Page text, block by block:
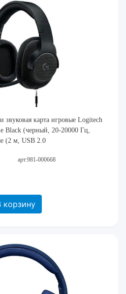
карта игровые Logitech
Black (черный, 20-20000 Гц,
(2 м, USB 2.0
арт:981-000668
корзину